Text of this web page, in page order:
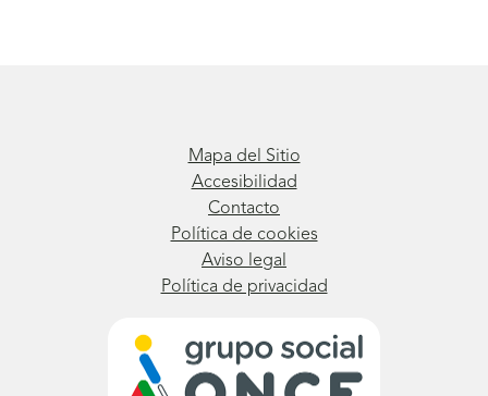
Mapa del Sitio
Accesibilidad
Contacto
Política de cookies
Aviso legal
Política de privacidad